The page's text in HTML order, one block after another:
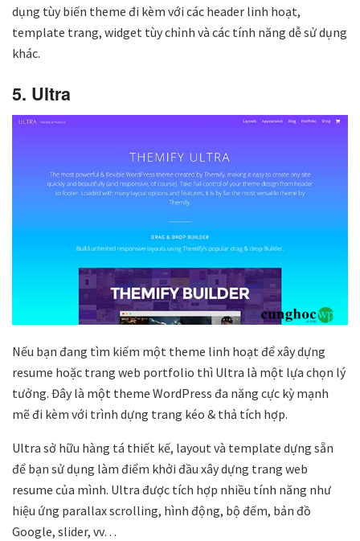
dụng tùy biến theme đi kèm với các header linh hoạt,
template trang, widget tùy chỉnh và các tính năng dễ sử dụng
khác.
5. Ultra
Nếu bạn đang tìm kiếm một theme linh hoạt để xây dựng
resume hoặc trang web portfolio thì Ultra là một lựa chọn lý
tưởng. Đây là một theme WordPress đa năng cực kỳ mạnh
mẽ đi kèm với trình dựng trang kéo & thả tích hợp.
Ultra sở hữu hàng tá thiết kế, layout và template dựng sẵn
để bạn sử dụng làm điểm khởi đầu xây dựng trang web
resume của mình. Ultra được tích hợp nhiều tính năng như
hiệu ứng parallax scrolling, hình động, bộ đếm, bản đồ
Google, slider, vv…